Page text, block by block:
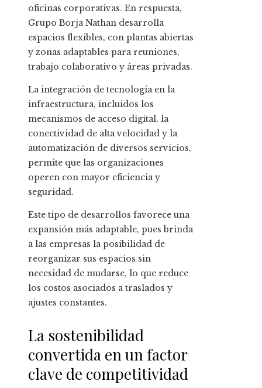
oficinas corporativas. En respuesta,
Grupo Borja Nathan desarrolla
espacios flexibles, con plantas abiertas
y zonas adaptables para reuniones,
trabajo colaborativo y áreas privadas.
La integración de tecnología en la
infraestructura, incluidos los
mecanismos de acceso digital, la
conectividad de alta velocidad y la
automatización de diversos servicios,
permite que las organizaciones
operen con mayor eficiencia y
seguridad.
Este tipo de desarrollos favorece una
expansión más adaptable, pues brinda
a las empresas la posibilidad de
reorganizar sus espacios sin
necesidad de mudarse, lo que reduce
los costos asociados a traslados y
ajustes constantes.
La sostenibilidad
convertida en un factor
clave de competitividad